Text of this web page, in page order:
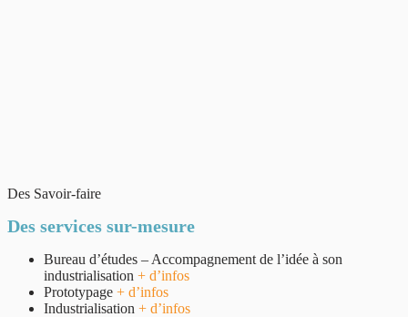
Des Savoir-faire
Des services sur-mesure
Bureau d’études – Accompagnement de l’idée à son
industrialisation + d’infos
Prototypage + d’infos
Industrialisation + d’infos